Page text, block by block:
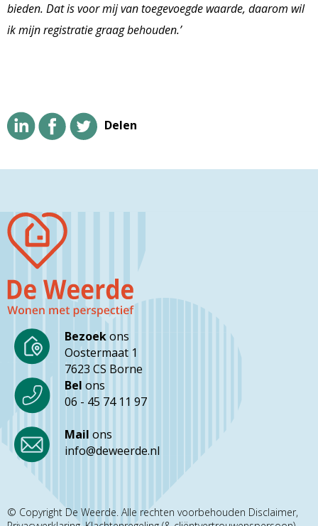
bieden. Dat is voor mij van toegevoegde waarde, daarom wil
ik mijn registratie graag behouden.’
Delen
Bezoekons
Oostermaat 1
7623 CS Borne
Bel ons
06 - 45 74 11 97
Mail ons
info@deweerde.nl
© Copyright De Weerde. Alle rechten voorbehouden Disclaimer